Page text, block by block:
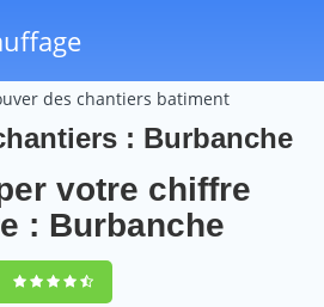
des chantiers batiment
: Burbanche
votre chiffre
: Burbanche